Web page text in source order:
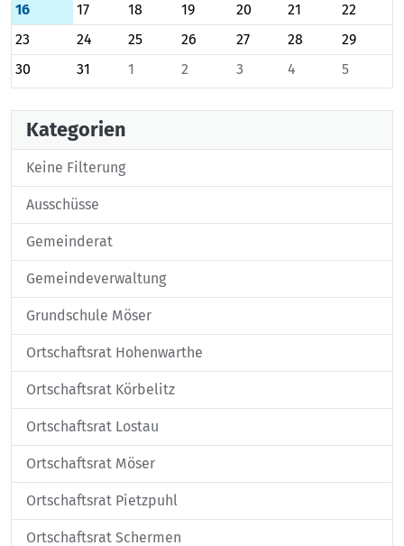
16
17 18 19 20 21
22
23
24 25 26 27 28
29
30
31 1 2 3 4 5
Kategorien
Keine Filterung
Ausschüsse
Gemeinderat
Gemeindeverwaltung
Grundschule Möser
Ortschaftsrat Hohenwarthe
Ortschaftsrat Körbelitz
Ortschaftsrat Lostau
Ortschaftsrat Möser
Ortschaftsrat Pietzpuhl
Ortschaftsrat Schermen